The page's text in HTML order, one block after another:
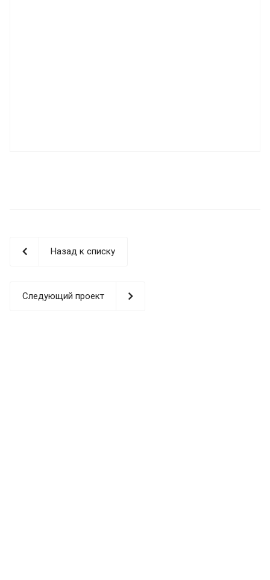
Назад к списку
Следующий проект